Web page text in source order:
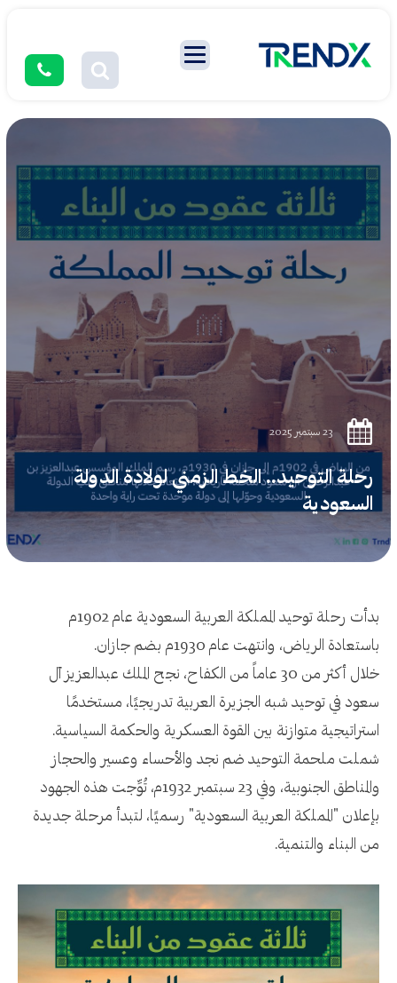
23 سبتمبر 2025
رحلة التوحيد.. الخط الزمني لولادة الدولة
السعودية
بدأت رحلة توحيد المملكة العربية السعودية عام 1902م
باستعادة الرياض، وانتهت عام 1930م بضم جازان.
خلال أكثر من 30 عاماً من الكفاح، نجح الملك عبدالعزيز آل
سعود في توحيد شبه الجزيرة العربية تدريجيًا، مستخدمًا
استراتيجية متوازنة بين القوة العسكرية والحكمة السياسية.
شملت ملحمة التوحيد ضم نجد والأحساء وعسير والحجاز
والمناطق الجنوبية، وفي 23 سبتمبر 1932م، تُوِّجت هذه الجهود
بإعلان "المملكة العربية السعودية" رسميًا، لتبدأ مرحلة جديدة
من البناء والتنمية.